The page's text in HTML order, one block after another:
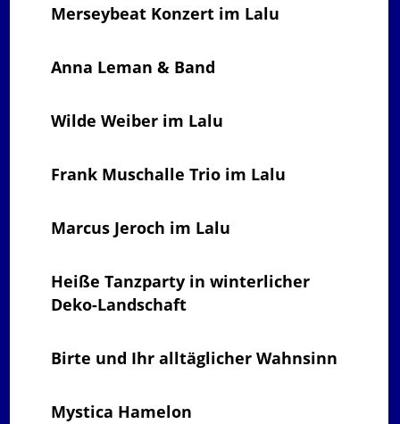
Merseybeat Konzert im Lalu
Anna Leman & Band
Wilde Weiber im Lalu
Frank Muschalle Trio im Lalu
Marcus Jeroch im Lalu
Heiße Tanzparty in winterlicher
Deko-Landschaft
Birte und Ihr alltäglicher Wahnsinn
Mystica Hamelon